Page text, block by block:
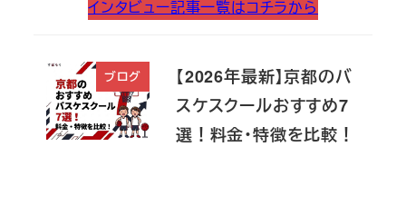
インタビュー記事一覧はコチラから
ブログ
【2026年最新】京都のバ
スケスクールおすすめ7
選！料金・特徴を比較！